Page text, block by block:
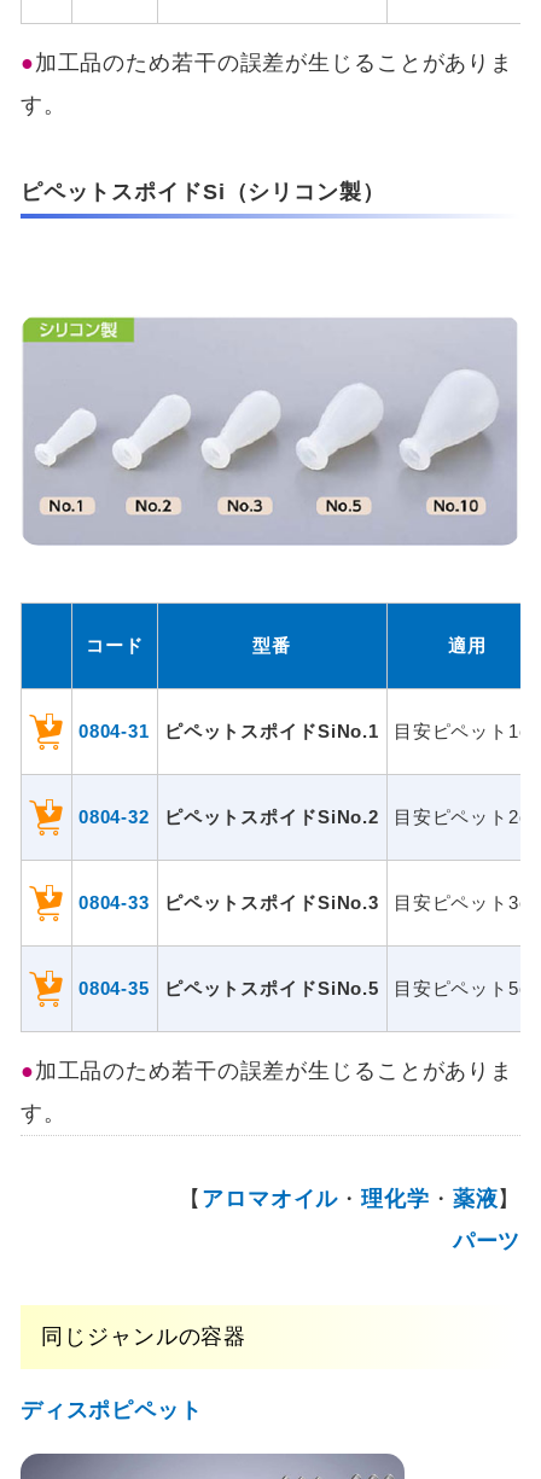
加工品のため若干の誤差が生じることがありま
す。
ピペットスポイドSi（シリコン製）
コード 型番 適用
0804-31 ピペットスポイドSiNo.1 目安ピペット1cc
0804-32 ピペットスポイドSiNo.2 目安ピペット2cc
0804-33 ピペットスポイドSiNo.3 目安ピペット3cc
0804-35 ピペットスポイドSiNo.5 目安ピペット5cc
加工品のため若干の誤差が生じることがありま
す。
【 アロマオイル ・理化学 ・ 薬液】
パーツ
同じジャンルの容器
ディスポピペット